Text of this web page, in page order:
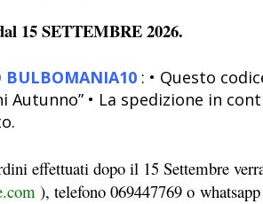
15 SETTEMBRE 2026.
BULBOMANIA10 : • Questo
Autunno” • La spedizione in
effettuati dopo il 15 Settembre
), telefono 069447769 o